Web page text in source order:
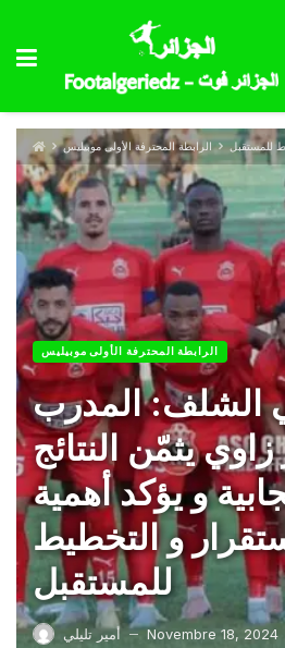
الرابطة المحترفة الأولى موبيليس و التخطيط للمستقبل
الرابطة المحترفة الأولى موبيليس
الشلف: المدرب
يثمّن النتائج
و يؤكد أهمية
و التخطيط
للمستقبل
أمير تليلي — Novembre 18, 2024